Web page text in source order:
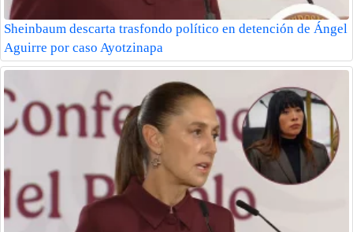
Sheinbaum descarta trasfondo político en detención de Ángel
Aguirre por caso Ayotzinapa